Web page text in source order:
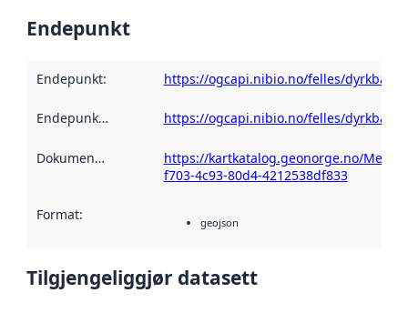
Endepunkt
Endepunkt: https://ogcapi.nibio.no/felles/
Endepunktbeskrivelse :
https://ogcapi.nibio.no/felles/
Dokumentasjon
https://kartkatalog.geonorge.no/
f703-4c93-80d4-4212538df833
Format: geojson
Tilgjengeliggjør datasett